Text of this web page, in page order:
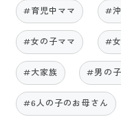
#育児中ママ #
#女の子ママ #
#大家族 #男の
#6人の子のお母さん